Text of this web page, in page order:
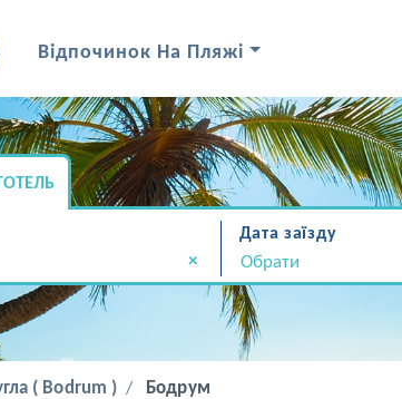
Відпочинок На Пляжі
×
Дата заїзду
( Bodrum ) Бодрум